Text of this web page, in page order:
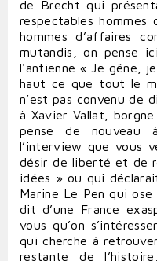
de Brecht qui
respectables hommes
hommes d’affaires
mutandis, on pense
l'antienne « Je gêne,
haut ce que tout le
n’est pas convenu de
à Xavier Vallat,
pense de nouveau
l’interview que vous
désir de liberté et de
idées » ou qui
Marine Le Pen qui
dit d’une France
vous qu’on
qui cherche à
restante de